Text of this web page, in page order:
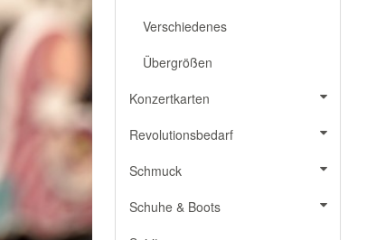
Verschiedenes
Übergrößen
Konzertkarten
Revolutionsbedarf
Schmuck
Schuhe & Boots